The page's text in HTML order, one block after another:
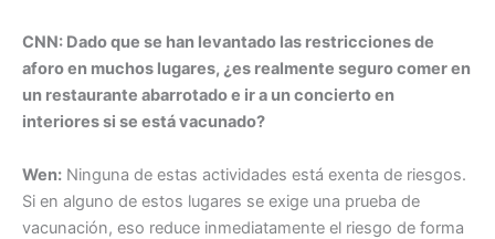
CNN: Dado que se han levantado las restricciones de
aforo en muchos lugares, ¿es realmente seguro comer en
un restaurante abarrotado e ir a un concierto en
interiores si se está vacunado?
Wen: Ninguna de estas actividades está exenta de riesgos.
Si en alguno de estos lugares se exige una prueba de
vacunación, eso reduce inmediatamente el riesgo de forma